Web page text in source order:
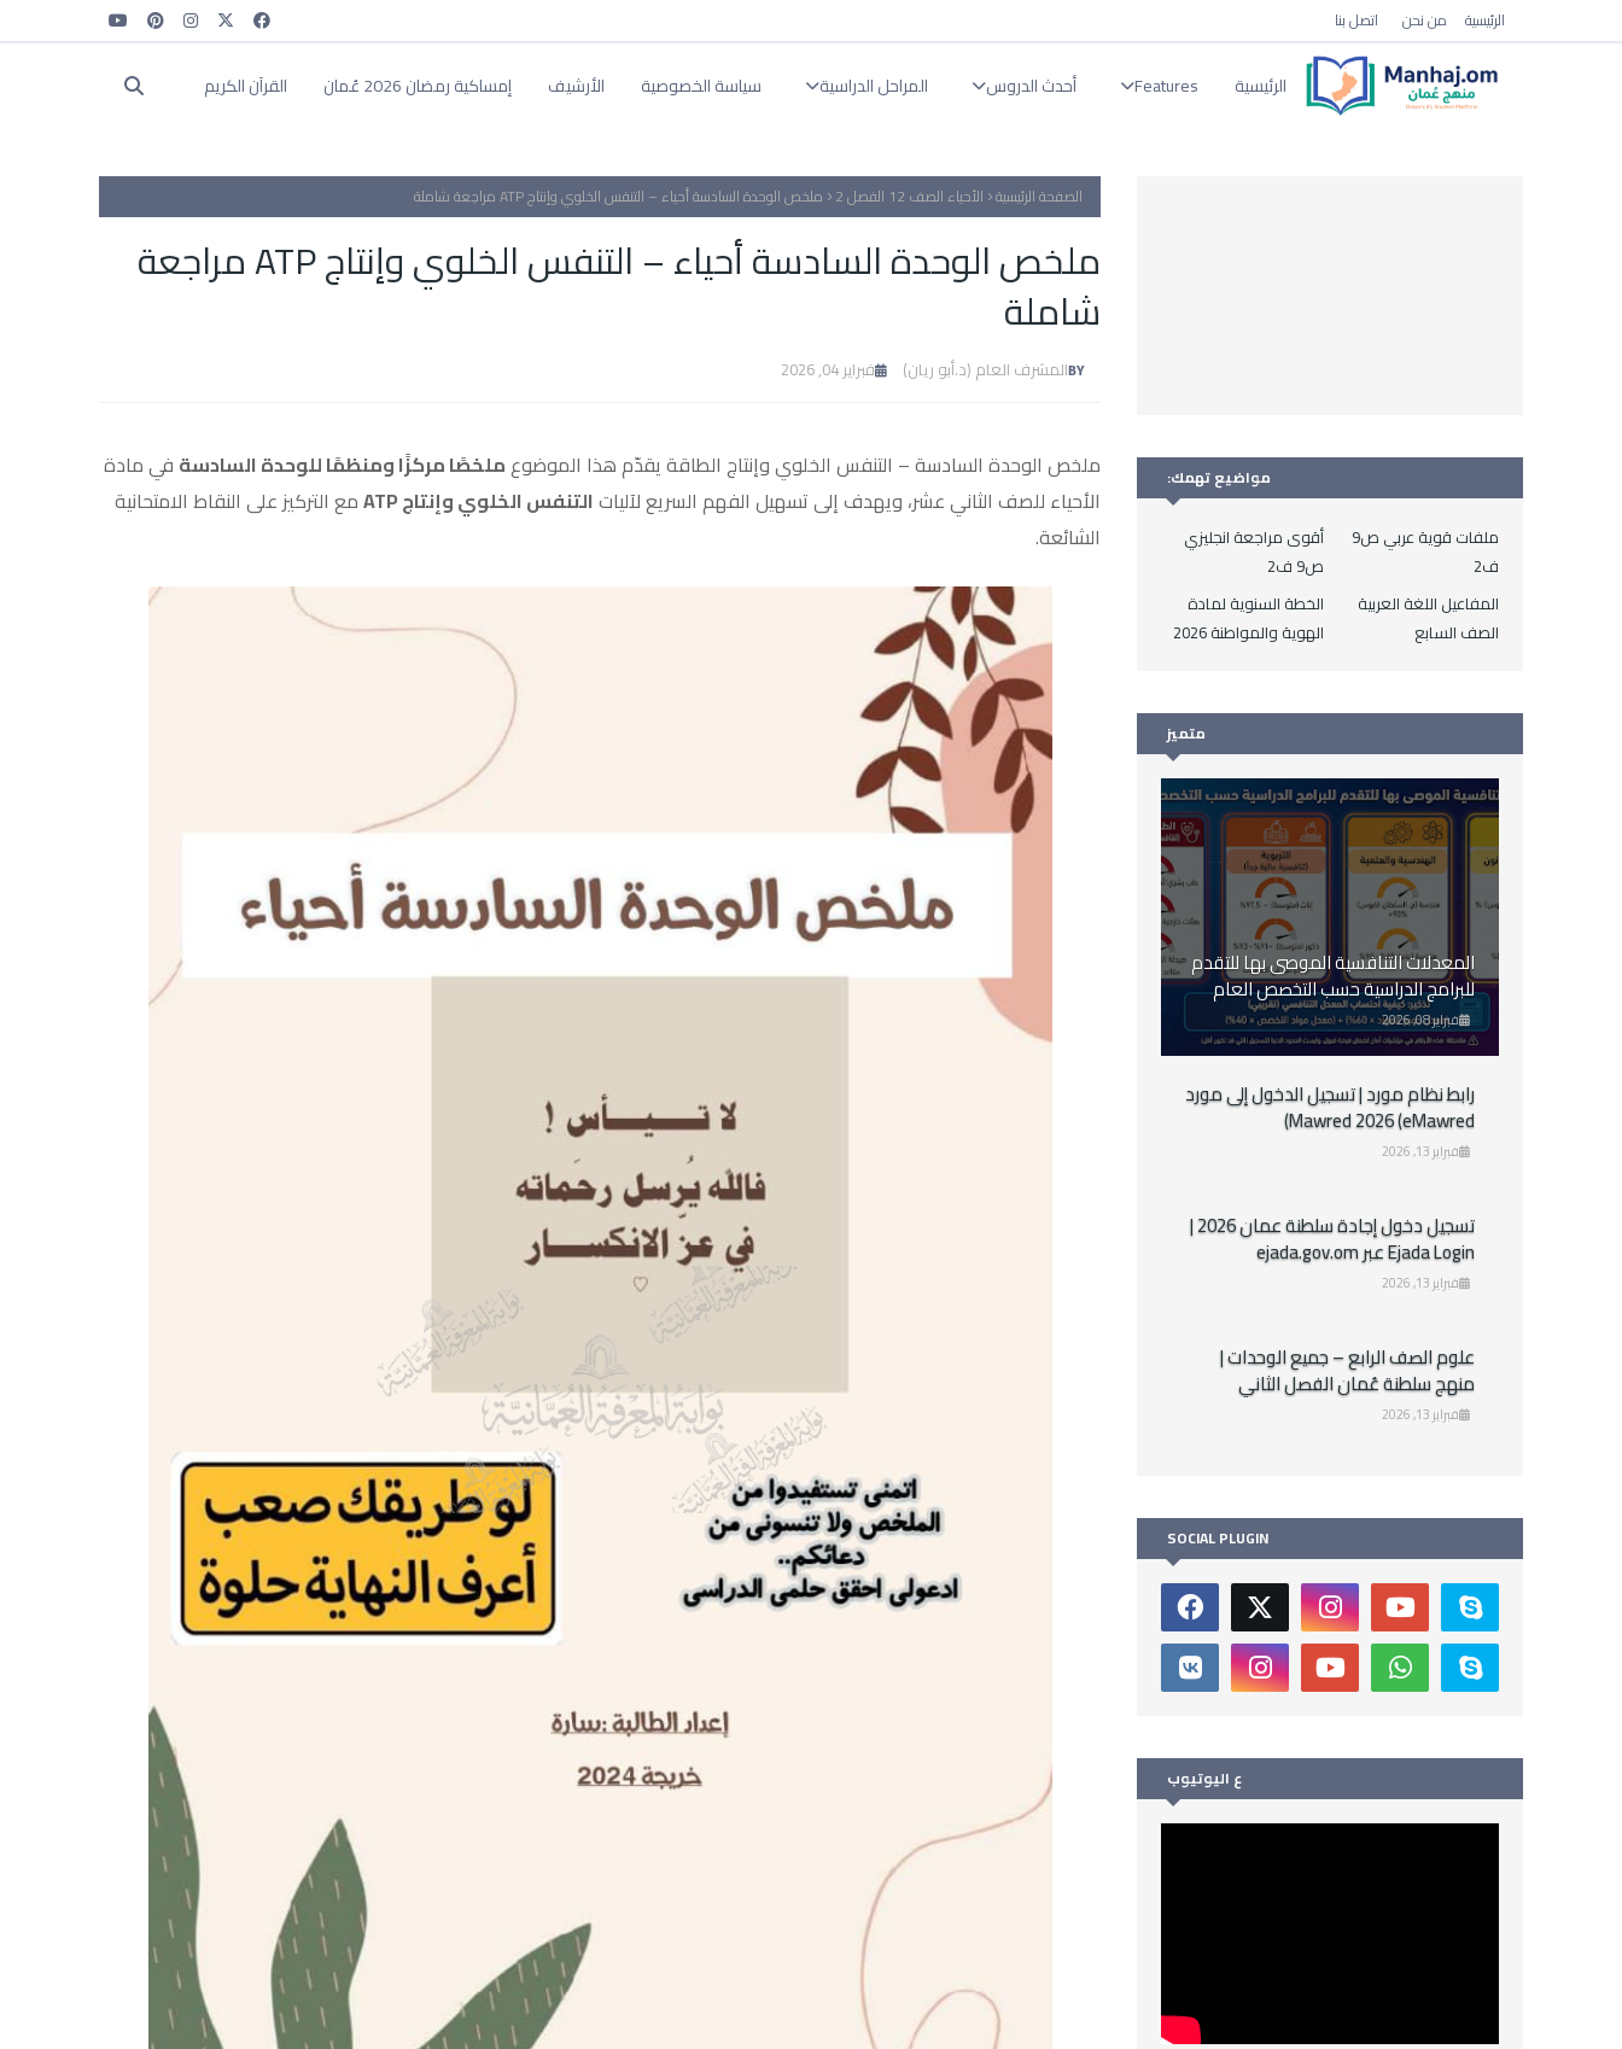
الرئيسية من نحن اتصل بنا
الرئيسية Features أحدث الدروس المراحل الدراسية سياسة الخصوصية الأرشيف إمساكية رمضان 2026 عُمان القرآن الكريم
الصفحة الرئيسية الأحياء الصف 12 الفصل 2 ملخص الوحدة السادسة أحياء – التنفس الخلوي وإنتاج ATP مراجعة شاملة
ملخص الوحدة السادسة أحياء – التنفس الخلوي وإنتاج ATP مراجعة
شاملة
المشرف العام (د.أبو ريان) فبراير 04, 2026
ملخص الوحدة السادسة – التنفس الخلوي وإنتاج الطاقة يقدّم هذا الموضوعملخصًا مركزًا ومنظمًا للوحدة السادسة في مادة
الأحياء للصف الثاني عشر، ويهدف إلى تسهيل الفهم السريع لآليات التنفس الخلوي وإنتاج ATP
مع التركيز على النقاط الامتحانية
الشائعة.
مواضيع تهمك:
أقوى مراجعة انجليزي
ص9 ف2
ملفات قوية عربي ص9
ف2
الخطة السنوية لمادة
الهوية والمواطنة 2026
المفاعيل اللغة العربية
الصف السابع
متميز
المعدلات التنافسية الموصى بها للتقدم
للبرامج الدراسية حسب التخصص العام
2026
فبراير 08, 2026
رابط نظام مورد | تسجيل الدخول إلى مورد
Mawred 2026 (eMawred)
فبراير 13, 2026
تسجيل دخول إجادة سلطنة عمان 2026 |
Ejada Login عبر ejada.gov.om
فبراير 13, 2026
علوم الصف الرابع – جميع الوحدات |
منهج سلطنة عُمان الفصل الثاني
فبراير 13, 2026
SOCIAL PLUGIN
ع اليوتيوب